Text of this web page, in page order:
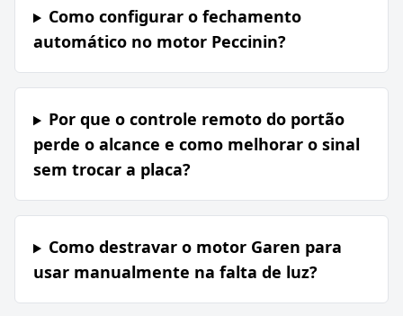
Como configurar o fechamento
automático no motor Peccinin?
Por que o controle remoto do portão
perde o alcance e como melhorar o sinal
sem trocar a placa?
Como destravar o motor Garen para
usar manualmente na falta de luz?